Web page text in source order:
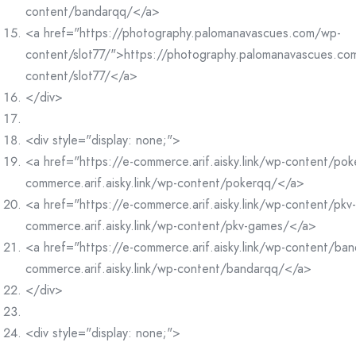
content/bandarqq/</a>
<a href="https://photography.palomanavascues.com/wp-
content/slot77/">https://
content/slot77/</a>
</div>
<div style="display: none;">
<a href="https://e-commerce.arif.aisky.link/wp-content/
commerce.arif.aisky.link/wp-content/pokerqq/</a>
<a href="https://e-commerce.arif.aisky.link/wp-content/
commerce.arif.aisky.link/wp-content/pkv-games/</a>
<a href="https://e-commerce.arif.aisky.link/wp-content/
commerce.arif.aisky.link/wp-content/bandarqq/</a>
</div>
<div style="display: none;">